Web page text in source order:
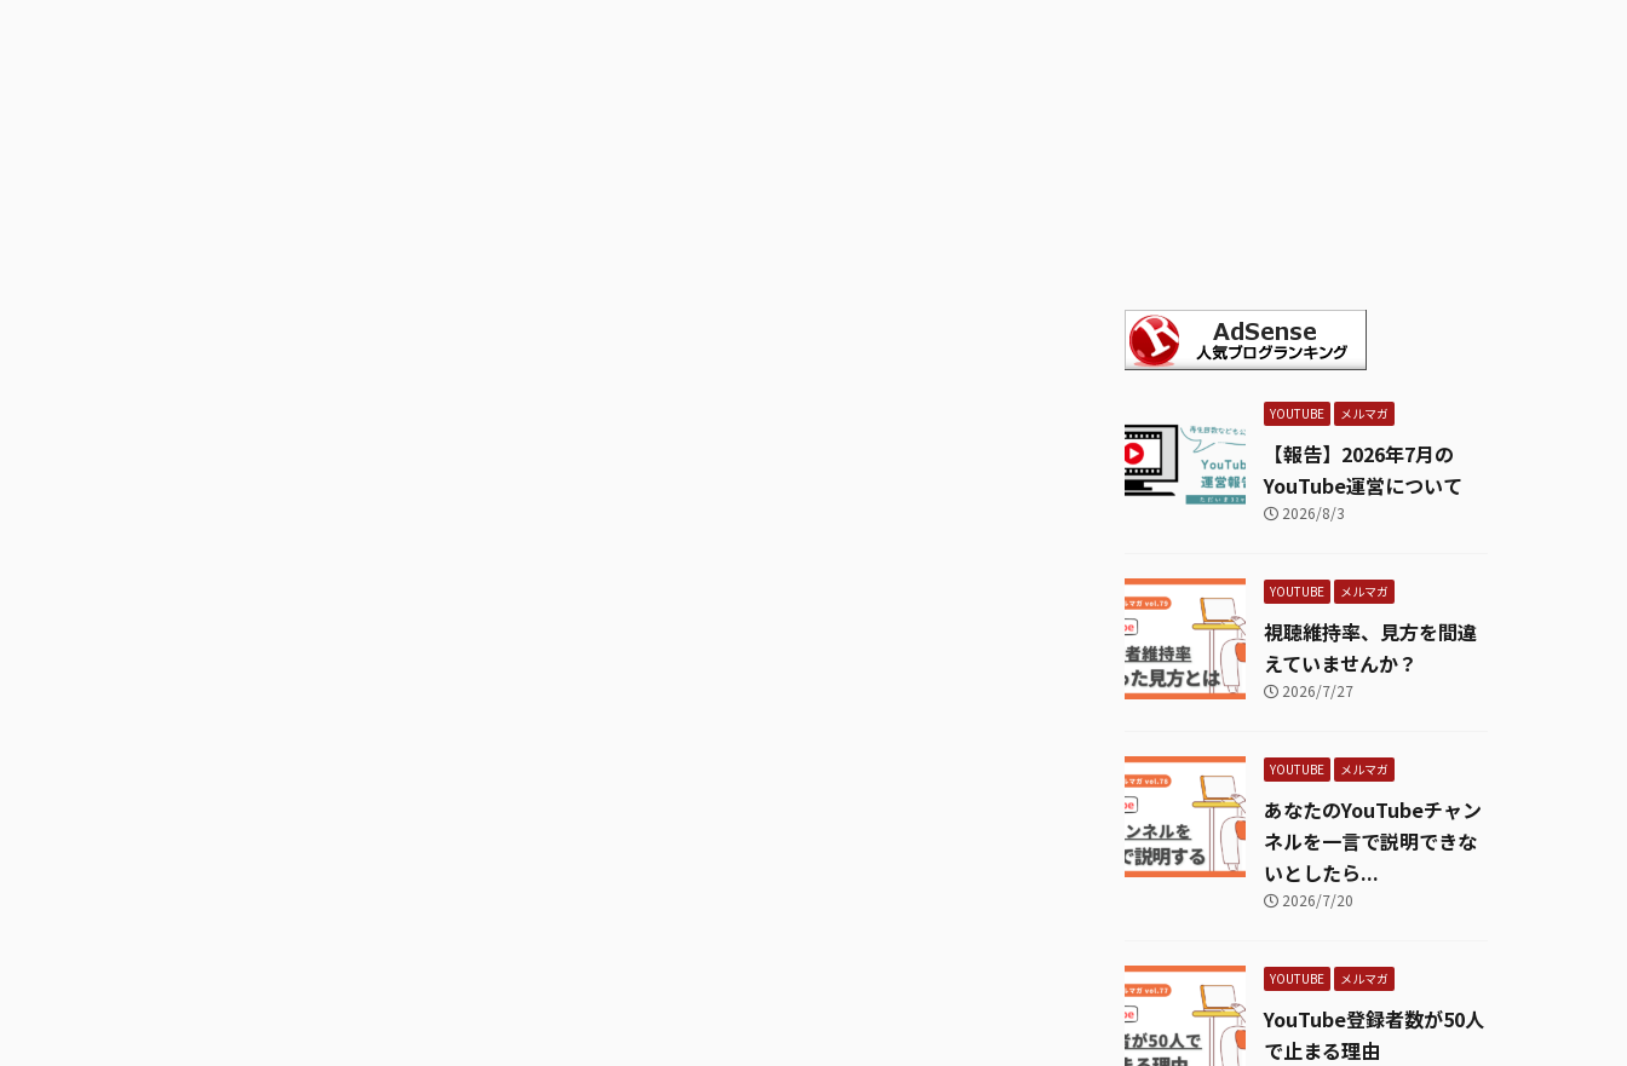
YOUTUBE メルマガ
【報告】2026年7月の
YouTube運営について
2026/8/3
YOUTUBE メルマガ
視聴維持率、見方を間違
えていませんか？
2026/7/27
YOUTUBE メルマガ
あなたのYouTubeチャン
ネルを一言で説明できな
いとしたら...
2026/7/20
YOUTUBE メルマガ
YouTube登録者数が50人
で止まる理由